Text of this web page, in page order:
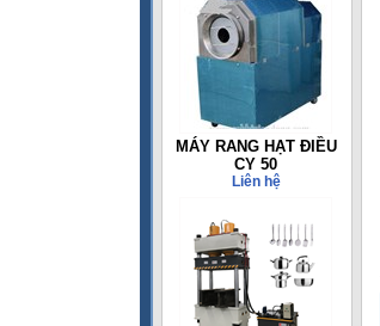
MÁY RANG HẠT ĐIỀU
CY 50
Liên hệ